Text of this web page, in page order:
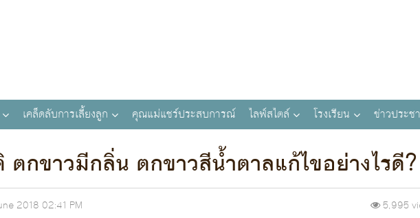
เคล็ดลับการเลี้ยงลูก คุณแม่แชร์ประสบการณ์ ไลฟ์สไตล์ โรงเรียน ข่าวประ
กขาวมีกลิ่น ตกขาวสีน้ำตาลแก้ไขอย่างไรดี?
2018 02:41 PM 5,995